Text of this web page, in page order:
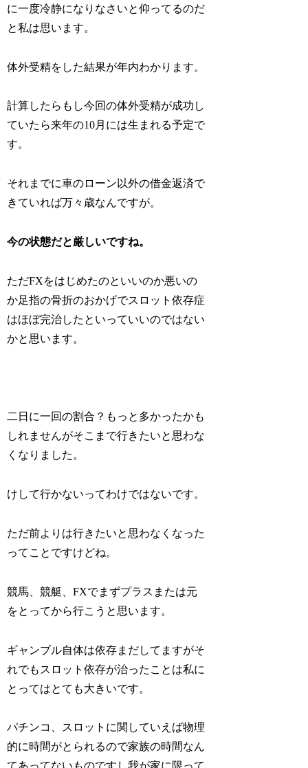
に一度冷静になりなさいと仰ってるのだ
と私は思います。
体外受精をした結果が年内わかります。
計算したらもし今回の体外受精が成功し
ていたら来年の10月には生まれる予定で
す。
それまでに車のローン以外の借金返済で
きていれば万々歳なんですが。
今の状態だと厳しいですね。
ただFXをはじめたのといいのか悪いの
か足指の骨折のおかげでスロット依存症
はほぼ完治したといっていいのではない
かと思います。
二日に一回の割合？もっと多かったかも
しれませんがそこまで行きたいと思わな
くなりました。
けして行かないってわけではないです。
ただ前よりは行きたいと思わなくなった
ってことですけどね。
競馬、競艇、FXでまずプラスまたは元
をとってから行こうと思います。
ギャンブル自体は依存まだしてますがそ
れでもスロット依存が治ったことは私に
とってはとても大きいです。
パチンコ、スロットに関していえば物理
的に時間がとられるので家族の時間なん